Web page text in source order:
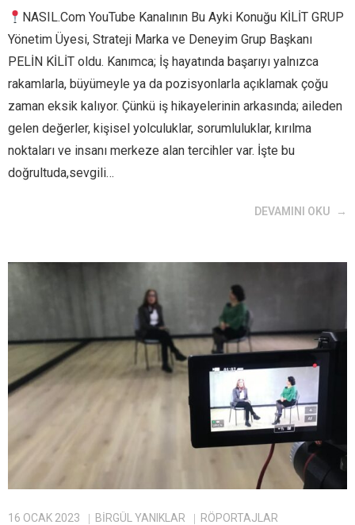
NASIL.Com YouTube Kanalının Bu Ayki Konuğu KİLİT GRUP
Yönetim Üyesi, Strateji Marka ve Deneyim Grup Başkanı
PELİN KİLİT oldu. Kanımca; İş hayatında başarıyı yalnızca
rakamlarla, büyümeyle ya da pozisyonlarla açıklamak çoğu
zaman eksik kalıyor. Çünkü iş hikayelerinin arkasında; aileden
gelen değerler, kişisel yolculuklar, sorumluluklar, kırılma
noktaları ve insanı merkeze alan tercihler var. İşte bu
doğrultuda,sevgili…
DEVAMINI OKU
16 OCAK 2023 BIRGÜL YANIKLAR
RÖPORTAJLAR